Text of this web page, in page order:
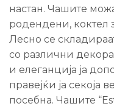
настан. Чашите
родендени, коктел
Лесно се
со различни
и елеганција ја
правејќи ја секоја
посебна. Чашите